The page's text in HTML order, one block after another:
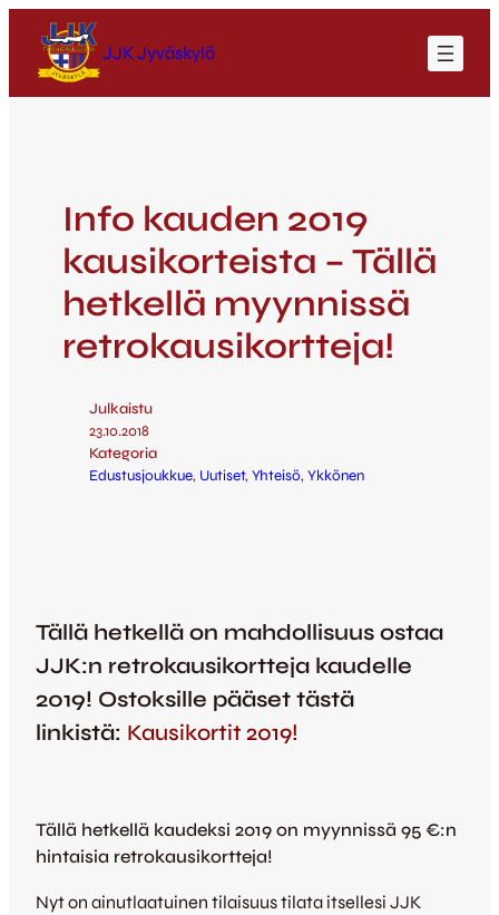
JJK Jyväskylä
Info kauden 2019
kausikorteista – Tällä
hetkellä myynnissä
retrokausikortteja!
Julkaistu
23.10.2018
Kategoria
Edustusjoukkue, Uutiset, Yhteisö, Ykkönen
Tällä hetkellä on mahdollisuus ostaa
JJK:n retrokausikortteja kaudelle
2019! Ostoksille pääset tästä
linkistä: Kausikortit 2019!
Tällä hetkellä kaudeksi 2019 on myynnissä 95 €:n
hintaisia retrokausikortteja!
Nyt on ainutlaatuinen tilaisuus tilata itsellesi JJK